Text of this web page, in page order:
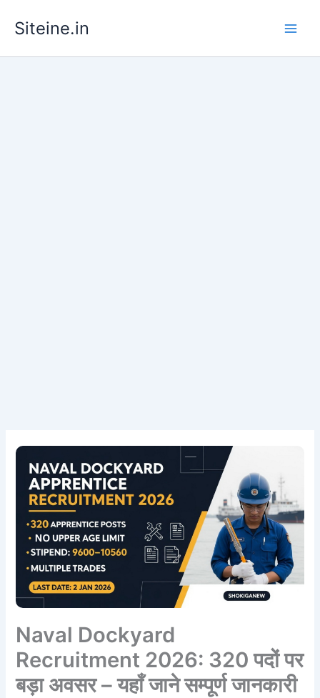
Siteine.in
Naval Dockyard
Recruitment 2026: 320 पदों पर
बड़ा अवसर – यहाँ जाने सम्पूर्ण जानकारी